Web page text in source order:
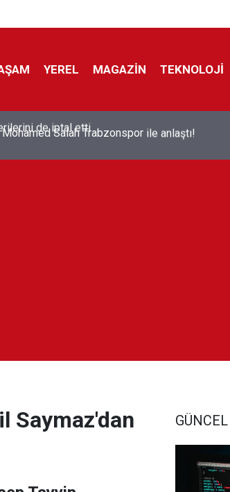
YEREL MAGAZİN TEKNOLOJİ
Salah Trabzonspor ile anlaştı!
Saymaz'dan
GÜNCEL